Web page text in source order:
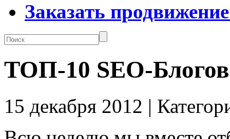
Заказать
ТОП-10 SEO-
15 декабря 2012 |